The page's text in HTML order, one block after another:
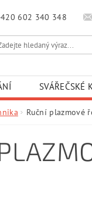
602 340 348‎‎
SVÁŘEČSKÉ
Ruční plazmové